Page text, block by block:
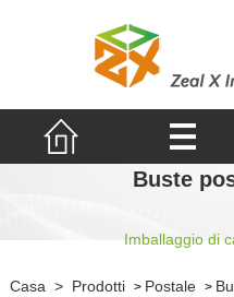
Buste
Imballaggio di
Casa > Prodotti > Postale >